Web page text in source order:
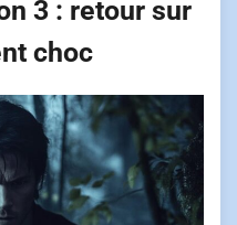
3 : retour sur
choc